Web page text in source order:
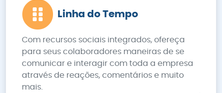
Linha do Tempo
Com recursos sociais integrados, ofereça
para seus colaboradores maneiras de se
comunicar e interagir com toda a empresa
através de reações, comentários e muito
mais.